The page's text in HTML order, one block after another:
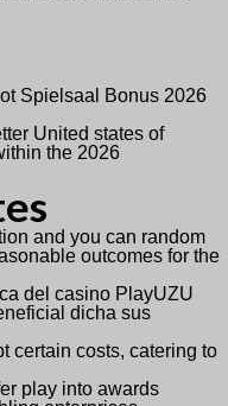
Spielsaal Bonus 2026
United states of
the 2026
and you can random
outcomes for the
del casino PlayUZU
dicha sus
certain costs, catering to
play into awards